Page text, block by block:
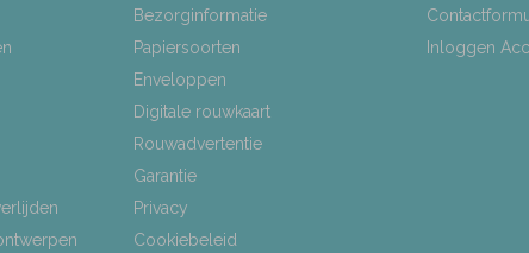
Bezorginformatie
Papiersoorten
Enveloppen
Digitale rouwkaart
Rouwadvertentie
Garantie
Privacy
Cookiebeleid
Inloggen